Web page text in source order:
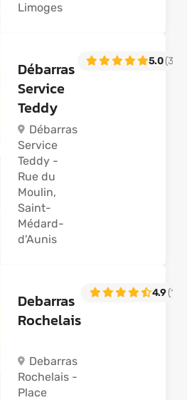
Limoges
Débarras
Service
Teddy
Débarras
Service
Teddy -
Rue du
Moulin,
Saint-
Médard-
d'Aunis
5.0(31)
Debarras
Rochelais
Debarras
Rochelais -
Place
4.9